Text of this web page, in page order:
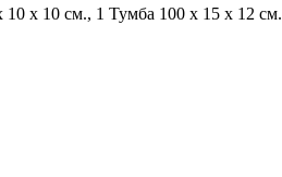
х 10 см., 1 Тумба 100 x 15 x 12 см.